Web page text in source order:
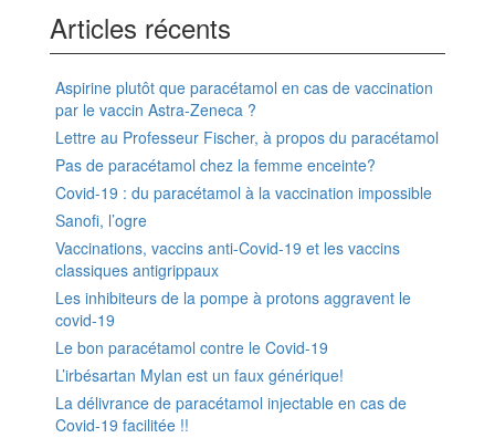
Articles récents
Aspirine plutôt que paracétamol en cas de vaccination
par le vaccin Astra-Zeneca ?
Lettre au Professeur Fischer, à propos du paracétamol
Pas de paracétamol chez la femme enceinte?
Covid-19 : du paracétamol à la vaccination impossible
Sanofi, l’ogre
Vaccinations, vaccins anti-Covid-19 et les vaccins
classiques antigrippaux
Les inhibiteurs de la pompe à protons aggravent le
covid-19
Le bon paracétamol contre le Covid-19
L’irbésartan Mylan est un faux générique!
La délivrance de paracétamol injectable en cas de
Covid-19 facilitée !!